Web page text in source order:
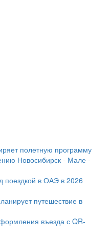
полетную программу
Новосибирск - Мале -
поездкой в ОАЭ в 2026
путешествие в
въезда с QR-